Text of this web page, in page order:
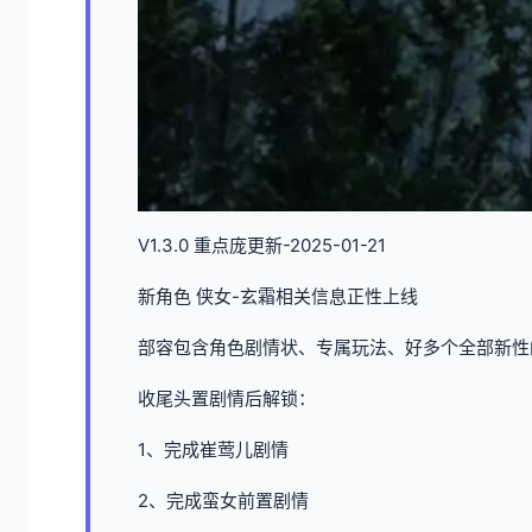
V1.3.0 重点庞更新-2025-01-21
新角色 侠女-玄霜相关信息正性上线
部容包含角色剧情状、专属玩法、好多个全部新
收尾头置剧情后解锁：
1、完成崔莺儿剧情
2、完成蛮女前置剧情